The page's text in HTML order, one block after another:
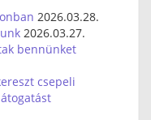
2026.03.28.
2026.03.27.
bennünket
csepeli